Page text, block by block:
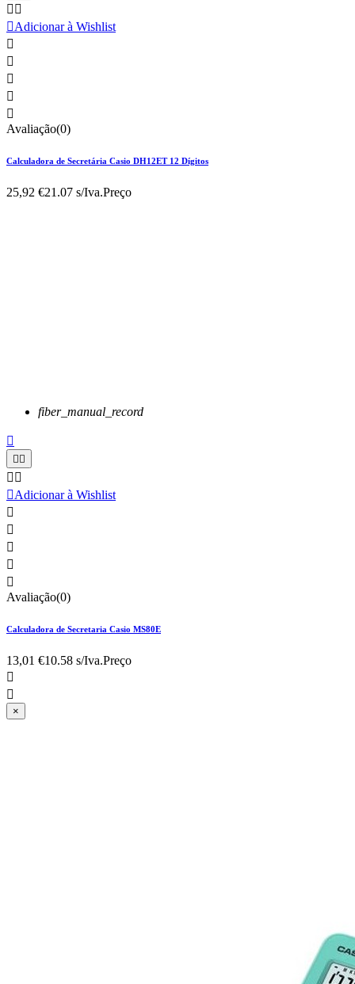
 
Adicionar à Wishlist





Avaliação(0)
Calculadora de Secretária Casio DH12ET 12 Dígitos
25,92 €21.07 s/Iva.Preço
fiber_manual_record

 
 
Adicionar à Wishlist





Avaliação(0)
Calculadora de Secretaria Casio MS80E
13,01 €10.58 s/Iva.Preço


×